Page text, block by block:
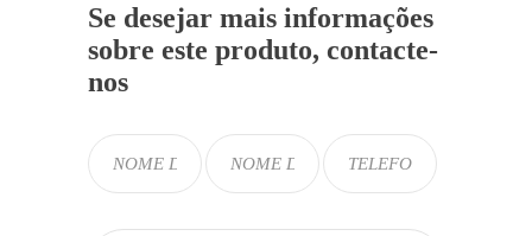
Se desejar mais informações
sobre este produto, contacte-
nos